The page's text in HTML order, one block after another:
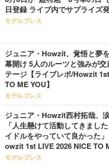
日登録 ライブ内でサプライズ
モデルプレス
ジュニア・Howzit、覚悟と夢
幕開け 5人のルーツと強みが
テージ【ライブレポ/Howzit
TO ME YOU】
モデルプレス
ジュニア・Howzit西村拓哉、
「人生懸けて活動してきまし
イドルをやっていて良かった
owzit 1st LIVE 2026 NICE TO
モデルプレス